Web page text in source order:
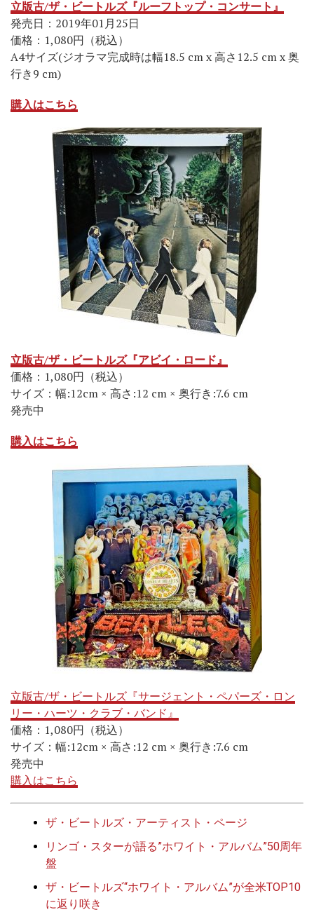
立版古/ザ・ビートルズ『ルーフトップ・コンサート』
発売日：2019年01月25日
価格：1,080円（税込）
A4サイズ(ジオラマ完成時は幅18.5 cm x 高さ12.5 cm x 奥
行き9 cm)
購入はこちら
立版古/ザ・ビートルズ『アビイ・ロード』
価格：1,080円（税込）
サイズ：幅:12cm × 高さ:12 cm × 奥行き:7.6 cm
発売中
購入はこちら
立版古/ザ・ビートルズ『サージェント・ペパーズ・ロン
リー・ハーツ・クラブ・バンド』
価格：1,080円（税込）
サイズ：幅:12cm × 高さ:12 cm × 奥行き:7.6 cm
発売中
購入はこちら
ザ・ビートルズ・アーティスト・ページ
リンゴ・スターが語る”ホワイト・アルバム”50周年
盤
ザ・ビートルズ“ホワイト・アルバム”が全米TOP10
に返り咲き